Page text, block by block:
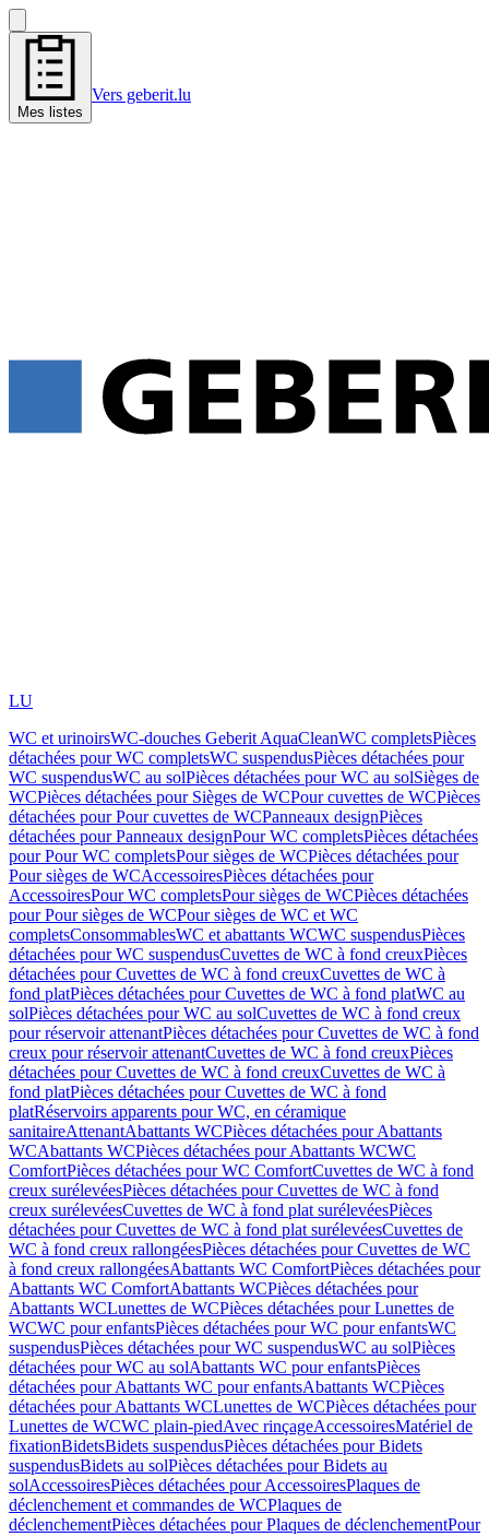
Mes listes
Vers geberit.lu
LU
WC et urinoirsWC-douches Geberit AquaCleanWC completsPièces
détachées pour WC completsWC suspendusPièces détachées pour
WC suspendusWC au solPièces détachées pour WC au solSièges de
WCPièces détachées pour Sièges de WCPour cuvettes de WCPièces
détachées pour Pour cuvettes de WCPanneaux designPièces
détachées pour Panneaux designPour WC completsPièces détachées
pour Pour WC completsPour sièges de WCPièces détachées pour
Pour sièges de WCAccessoiresPièces détachées pour
AccessoiresPour WC completsPour sièges de WCPièces détachées
pour Pour sièges de WCPour sièges de WC et WC
completsConsommablesWC et abattants WCWC suspendusPièces
détachées pour WC suspendusCuvettes de WC à fond creuxPièces
détachées pour Cuvettes de WC à fond creuxCuvettes de WC à
fond platPièces détachées pour Cuvettes de WC à fond platWC au
solPièces détachées pour WC au solCuvettes de WC à fond creux
pour réservoir attenantPièces détachées pour Cuvettes de WC à fond
creux pour réservoir attenantCuvettes de WC à fond creuxPièces
détachées pour Cuvettes de WC à fond creuxCuvettes de WC à
fond platPièces détachées pour Cuvettes de WC à fond
platRéservoirs apparents pour WC, en céramique
sanitaireAttenantAbattants WCPièces détachées pour Abattants
WCAbattants WCPièces détachées pour Abattants WCWC
ComfortPièces détachées pour WC ComfortCuvettes de WC à fond
creux surélevéesPièces détachées pour Cuvettes de WC à fond
creux surélevéesCuvettes de WC à fond plat surélevéesPièces
détachées pour Cuvettes de WC à fond plat surélevéesCuvettes de
WC à fond creux rallongéesPièces détachées pour Cuvettes de WC
à fond creux rallongéesAbattants WC ComfortPièces détachées pour
Abattants WC ComfortAbattants WCPièces détachées pour
Abattants WCLunettes de WCPièces détachées pour Lunettes de
WCWC pour enfantsPièces détachées pour WC pour enfantsWC
suspendusPièces détachées pour WC suspendusWC au solPièces
détachées pour WC au solAbattants WC pour enfantsPièces
détachées pour Abattants WC pour enfantsAbattants WCPièces
détachées pour Abattants WCLunettes de WCPièces détachées pour
Lunettes de WCWC plain-piedAvec rinçageAccessoiresMatériel de
fixationBidetsBidets suspendusPièces détachées pour Bidets
suspendusBidets au solPièces détachées pour Bidets au
solAccessoiresPièces détachées pour AccessoiresPlaques de
déclenchement et commandes de WCPlaques de
déclenchementPièces détachées pour Plaques de déclenchementPour